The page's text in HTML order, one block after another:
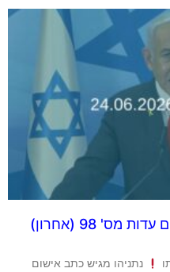
נתניהו מגיש כתב אישום